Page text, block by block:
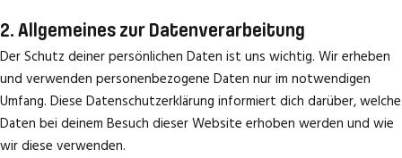
2. Allgemeines zur Datenverarbeitung
Der Schutz deiner persönlichen Daten ist uns wichtig. Wir erheben
und verwenden personenbezogene Daten nur im notwendigen
Umfang. Diese Datenschutzerklärung informiert dich darüber, welche
Daten bei deinem Besuch dieser Website erhoben werden und wie
wir diese verwenden.